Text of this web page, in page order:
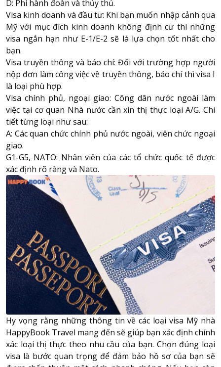
D: Phi hành đoàn và thủy thủ.
Visa kinh doanh và đầu tư: Khi bạn muốn nhập cảnh qua
Mỹ với mục đích kinh doanh không định cư thì những
visa ngắn hạn như E-1/E-2 sẽ là lựa chọn tốt nhất cho
bạn.
Visa truyền thông và báo chí: Đối với trường hợp người
nộp đơn làm công việc về truyền thông, báo chí thì visa I
là loại phù hợp.
Visa chính phủ, ngoại giao: Công dân nước ngoài làm
việc tại cơ quan Nhà nước cần xin thị thực loại A/G. Chi
tiết từng loại như sau:
A: Các quan chức chính phủ nước ngoài, viên chức ngoại
giao.
G1-G5, NATO: Nhân viên của các tổ chức quốc tế được
xác định rõ ràng và Nato.
Hy vọng rằng những thông tin về các loại visa Mỹ nhà
HappyBook Travel mang đến sẽ giúp bạn xác định chính
xác loại thị thực theo nhu cầu của bạn. Chọn đúng loại
visa là bước quan trọng để đảm bảo hồ sơ của bạn sẽ